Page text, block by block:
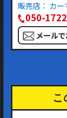
販売店： カ
050-
メール
こ